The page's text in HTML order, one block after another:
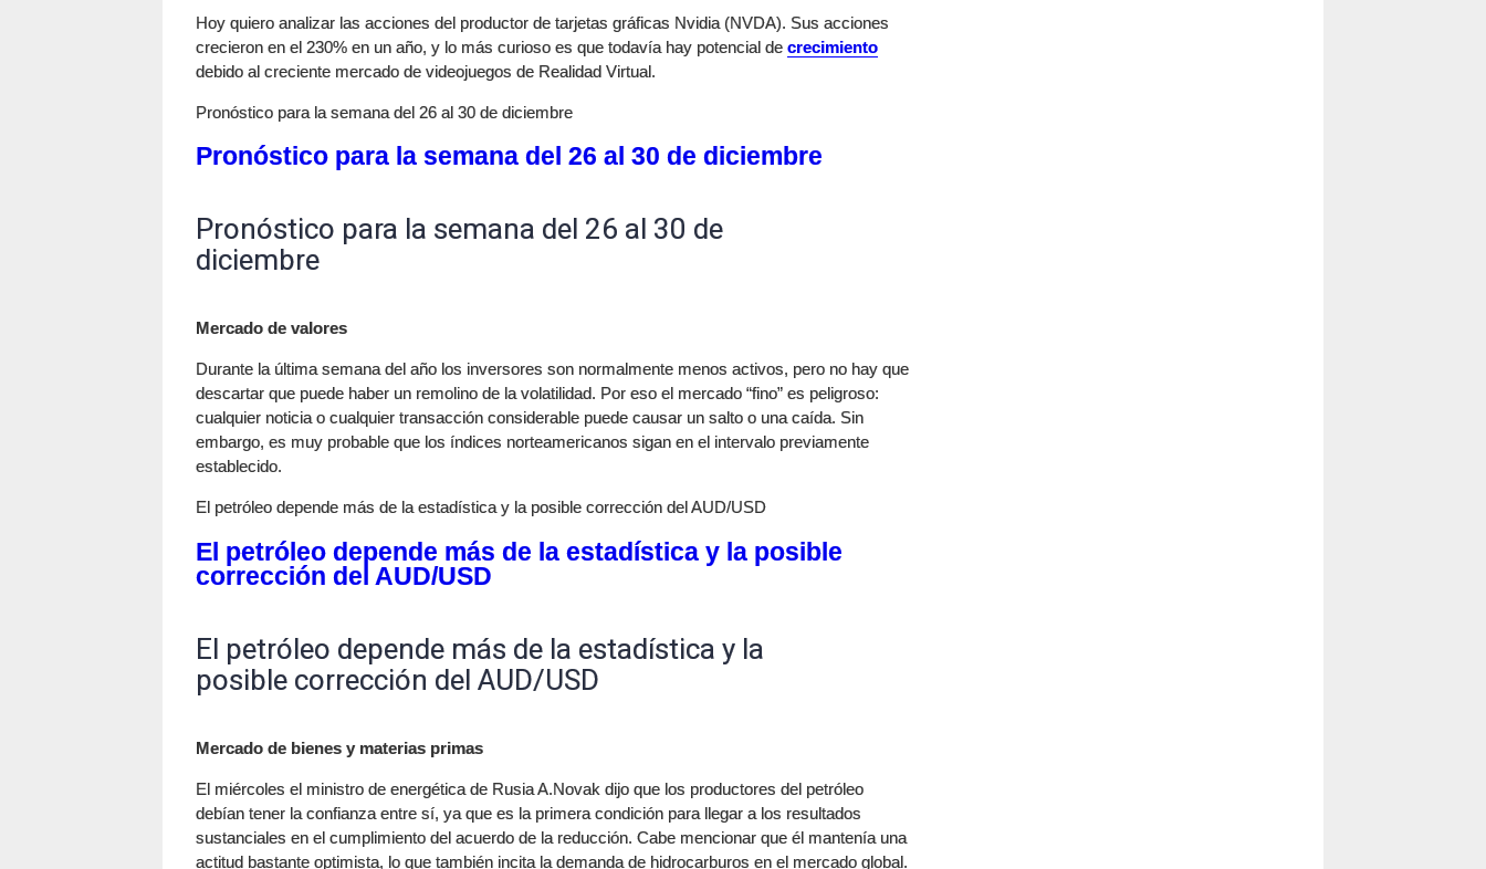
Hoy quiero analizar las acciones del productor de tarjetas gráficas Nvidia (NVDA). Sus acciones
crecieron en el 230% en un año, y lo más curioso es que todavía hay potencial de crecimiento
debido al creciente mercado de videojuegos de Realidad Virtual.
Pronóstico para la semana del 26 al 30 de diciembre
Pronóstico para la semana del 26 al 30 de diciembre
Pronóstico para la semana del 26 al 30 de
diciembre
Mercado de valores
Durante la última semana del año los inversores son normalmente menos activos, pero no hay que
descartar que puede haber un remolino de la volatilidad. Por eso el mercado “fino” es peligroso:
cualquier noticia o cualquier transacción considerable puede causar un salto o una caída. Sin
embargo, es muy probable que los índices norteamericanos sigan en el intervalo previamente
establecido.
El petróleo depende más de la estadística y la posible corrección del AUD/USD
El petróleo depende más de la estadística y la posible
corrección del AUD/USD
El petróleo depende más de la estadística y la
posible corrección del AUD/USD
Mercado de bienes y materias primas
El miércoles el ministro de energética de Rusia A.Novak dijo que los productores del petróleo
debían tener la confianza entre sí, ya que es la primera condición para llegar a los resultados
sustanciales en el cumplimiento del acuerdo de la reducción. Cabe mencionar que él mantenía una
actitud bastante optimista, lo que también incita la demanda de hidrocarburos en el mercado global.